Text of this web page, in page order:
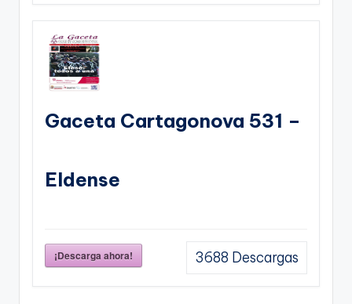
Gaceta Cartagonova 531 –
Eldense
¡Descarga ahora! 3688 Descargas